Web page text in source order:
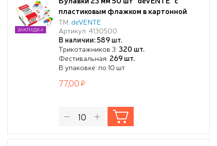
пластиковым флажком в картонной
коробке, ассорти
ТМ: deVENTE
Артикул: 4130500
В наличии: 589 шт.
Трикотажников 3: 320 шт.
Фестивальная: 269 шт.
В упаковке: по 10 шт
ЗАКЛАДКА
77,00